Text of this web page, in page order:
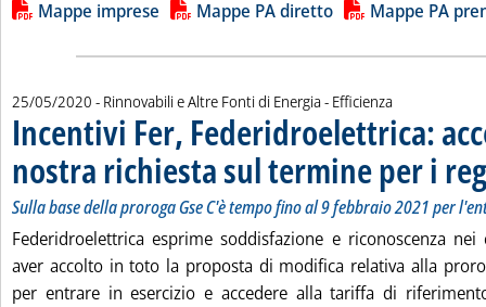
Lista allegati PDF alla notizia
Mappe imprese Mappe PA diretto Mappe PA
25/05/2020 - Rinnovabili e Altre Fonti di Energia - Efficienza
Incentivi Fer, Federidroelettrica:
nostra richiesta sul termine per i
Sulla base della proroga Gse C'è tempo fino al 9 febbraio 2021 per
Federidroelettrica esprime soddisfazione e riconoscenza
aver accolto in toto la proposta di modifica relativa alla
per entrare in esercizio e accedere alla tariffa di